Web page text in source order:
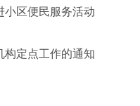
小区便民服务活动
构定点工作的通知